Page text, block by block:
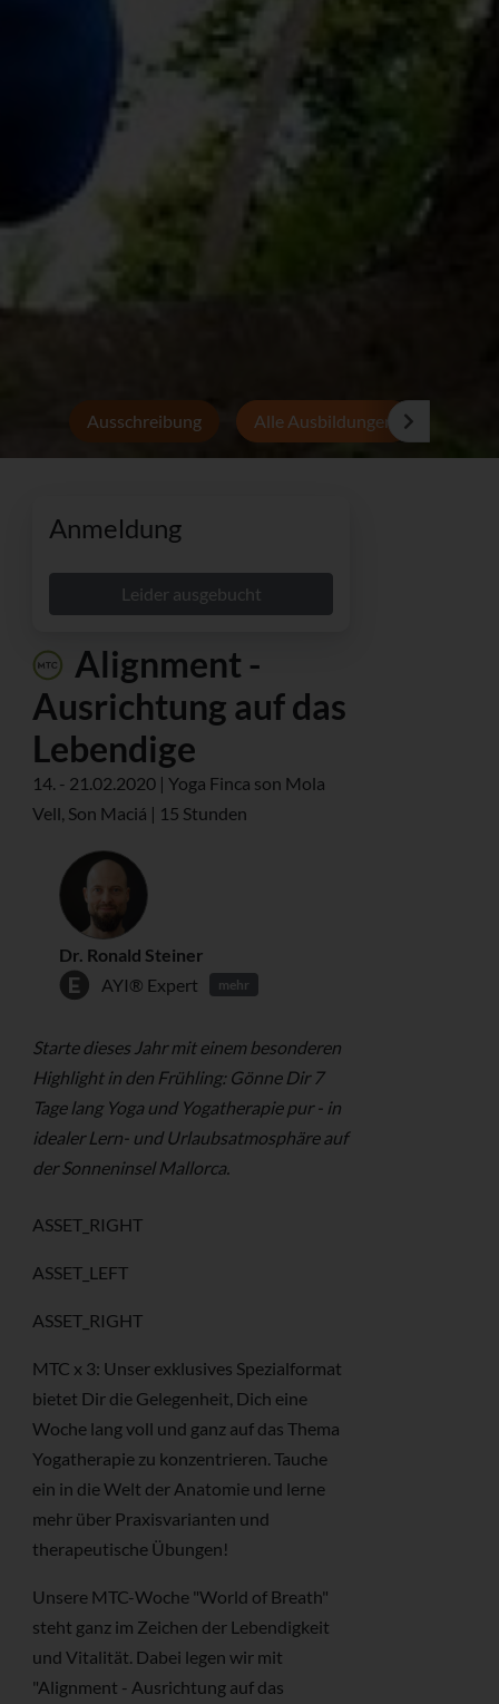
Ausschreibung Alle Ausbildungen
Anmeldung
Leider ausgebucht
Alignment -
Ausrichtung auf das
Lebendige
14. - 21.02.2020 | Yoga Finca son Mola
Vell, Son Maciá | 15 Stunden
Dr. Ronald Steiner
AYI® Expert
mehr
Starte dieses Jahr mit einem besonderen
Highlight in den Frühling: Gönne Dir 7
Tage lang Yoga und Yogatherapie pur - in
idealer Lern- und Urlaubsatmosphäre auf
der Sonneninsel Mallorca.
ASSET_RIGHT
ASSET_LEFT
ASSET_RIGHT
MTC x 3: Unser exklusives Spezialformat
bietet Dir die Gelegenheit, Dich eine
Woche lang voll und ganz auf das Thema
Yogatherapie zu konzentrieren. Tauche
ein in die Welt der Anatomie und lerne
mehr über Praxisvarianten und
therapeutische Übungen!
Unsere MTC-Woche "World of Breath"
steht ganz im Zeichen der Lebendigkeit
und Vitalität. Dabei legen wir mit
"Alignment - Ausrichtung auf das